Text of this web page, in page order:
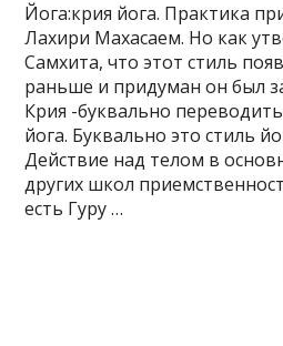
Йога:крия йога. Практика
Лахири Махасаем. Но как
Самхита, что этот стиль
раньше и придуман он был
Крия -буквально
йога. Буквально это стиль
Действие над телом в
других школ
есть Гуру …